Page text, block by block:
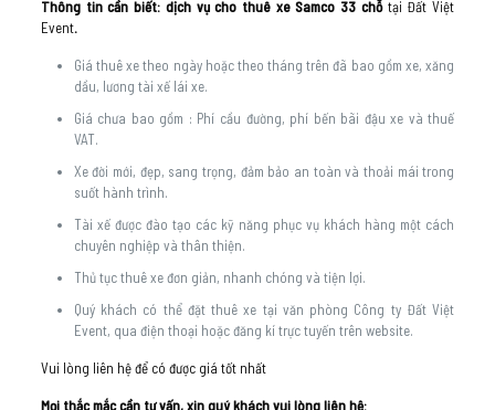
Thông tin cần biết: dịch vụ cho thuê xe Samco 33 chỗtại Đất Việt
Event.
Giá thuê xe theo ngày hoặc theo tháng trên đã bao gồm xe, xăng
dầu, lương tài xế lái xe.
Giá chưa bao gồm : Phí cầu đường, phí bến bãi đậu xe và thuế
VAT.
Xe đời mới, đẹp, sang trọng, đảm bảo an toàn và thoải mái trong
suốt hành trình.
Tài xế được đào tạo các kỹ năng phục vụ khách hàng một cách
chuyên nghiệp và thân thiện.
Thủ tục thuê xe đơn giản, nhanh chóng và tiện lợi.
Quý khách có thể đặt thuê xe tại văn phòng Công ty Đất Việt
Event, qua điện thoại hoặc đăng kí trực tuyến trên website.
Vui lòng liên hệ để có được giá tốt nhất
Mọi thắc mắc cần tư vấn, xin quý khách vui lòng liên hệ: